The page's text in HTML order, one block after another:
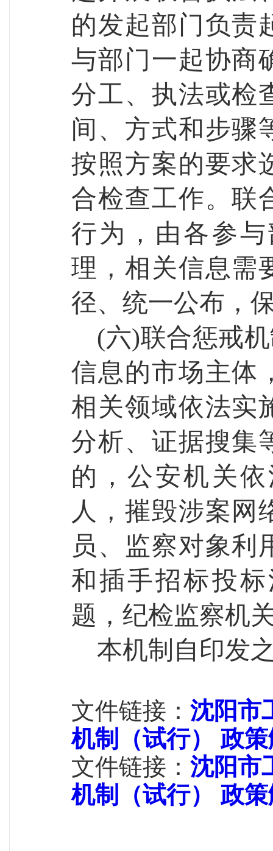
的发起部门负责
与部门一起协商
分工、执法或检
间、方式和步骤
按照方案的要求
合检查工作。联
行为，由各参
理，相关信息需
径、统一公布，
(六)联合惩戒
信息的市场主体
相关领域依法实
分析、证据搜集
的，公安机关
人，摧毁涉案网
员、监察对象利
和插手招标投
题，纪检监察机
本机制自印发
文件链接： 沈阳市
机制（试行） 政
文件链接： 沈阳市
机制（试行） 政